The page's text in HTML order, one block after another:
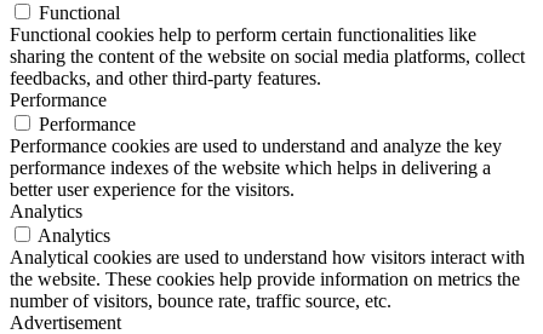
Functional
Functional cookies help to perform certain functionalities like
sharing the content of the website on social media platforms, collect
feedbacks, and other third-party features.
Performance
Performance
Performance cookies are used to understand and analyze the key
performance indexes of the website which helps in delivering a
better user experience for the visitors.
Analytics
Analytics
Analytical cookies are used to understand how visitors interact with
the website. These cookies help provide information on metrics the
number of visitors, bounce rate, traffic source, etc.
Advertisement